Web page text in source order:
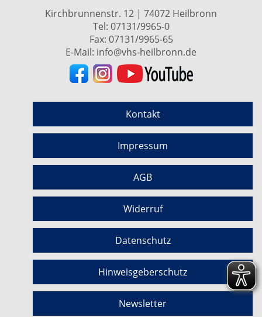
Kirchbrunnenstr. 12 | 74072 Heilbronn
Tel: 07131/9965-0
Fax: 07131/9965-65
E-Mail: info@vhs-heilbronn.de
Kontakt
Impressum
AGB
Widerruf
Datenschutz
Hinweisgeberschutz
Newsletter